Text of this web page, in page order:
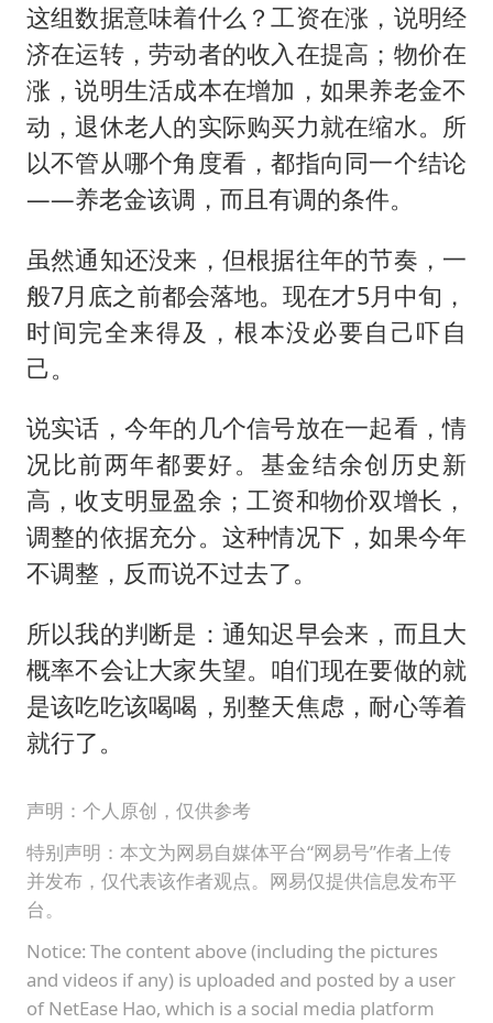
这组数据意味着什么？工资在涨，说明经
济在运转，劳动者的收入在提高；物价在
涨，说明生活成本在增加，如果养老金不
动，退休老人的实际购买力就在缩水。所
以不管从哪个角度看，都指向同一个结论
——养老金该调，而且有调的条件。
虽然通知还没来，但根据往年的节奏，一
般7月底之前都会落地。现在才5月中旬，
时间完全来得及，根本没必要自己吓自
己。
说实话，今年的几个信号放在一起看，情
况比前两年都要好。基金结余创历史新
高，收支明显盈余；工资和物价双增长，
调整的依据充分。这种情况下，如果今年
不调整，反而说不过去了。
所以我的判断是：通知迟早会来，而且大
概率不会让大家失望。咱们现在要做的就
是该吃吃该喝喝，别整天焦虑，耐心等着
就行了。
声明：个人原创，仅供参考
特别声明：本文为网易自媒体平台“网易号”作者上传
并发布，仅代表该作者观点。网易仅提供信息发布平
台。
Notice: The content above (including the pictures
and videos if any) is uploaded and posted by a user
of NetEase Hao, which is a social media platform